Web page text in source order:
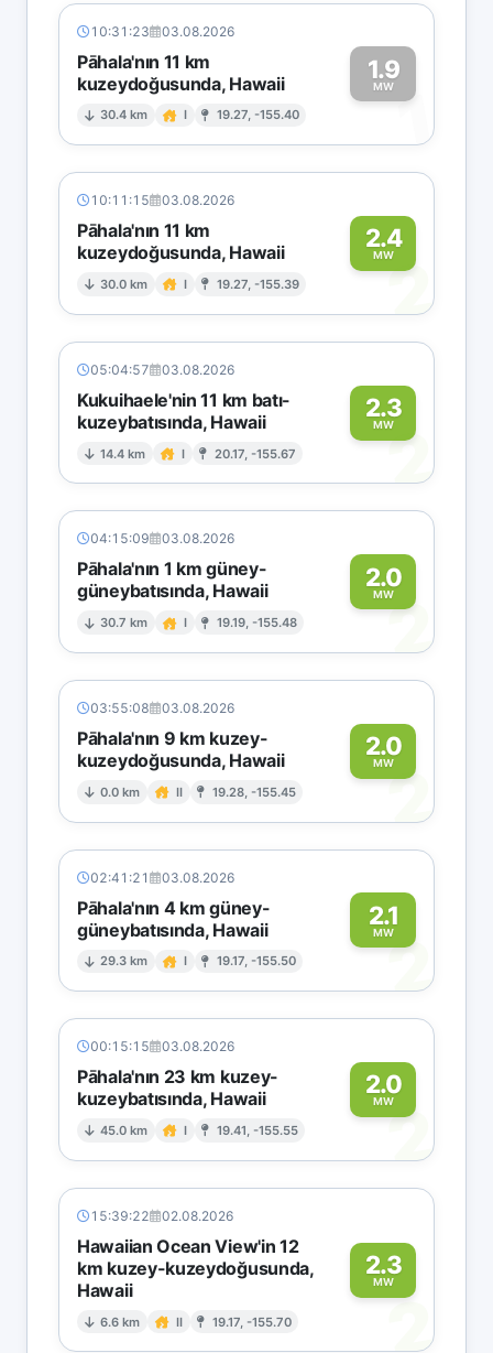
10:31:23 03.08.2026
Pāhala'nın 11 km
kuzeydoğusunda, Hawaii
30.4 km I 19.27, -155.40
1.9
MW1
10:11:15 03.08.2026
Pāhala'nın 11 km
kuzeydoğusunda, Hawaii
30.0 km I 19.27, -155.39
2.4
MW
2
05:04:57 03.08.2026
Kukuihaele'nin 11 km batı-
kuzeybatısında, Hawaii
14.4 km I 20.17, -155.67
2.3
MW2
04:15:09 03.08.2026
Pāhala'nın 1 km güney-
güneybatısında, Hawaii
30.7 km I 19.19, -155.48
2.0
MW2
03:55:08 03.08.2026
Pāhala'nın 9 km kuzey-
kuzeydoğusunda, Hawaii
0.0 km II 19.28, -155.45
2.0
MW2
02:41:21 03.08.2026
Pāhala'nın 4 km güney-
güneybatısında, Hawaii
29.3 km I 19.17, -155.50
2.1
MW2
00:15:15 03.08.2026
Pāhala'nın 23 km kuzey-
kuzeybatısında, Hawaii
45.0 km I 19.41, -155.55
2.0
MW
2
15:39:22 02.08.2026
Hawaiian Ocean View'in 12
km kuzey-kuzeydoğusunda,
Hawaii
6.6 km II 19.17, -155.70
2.3
MW
2